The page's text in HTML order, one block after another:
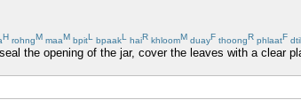
H rohngM maaM bpitL bpaakL haiR khloomM duayF thoongR phlaatF
the opening of the jar, cover the leaves with a clear